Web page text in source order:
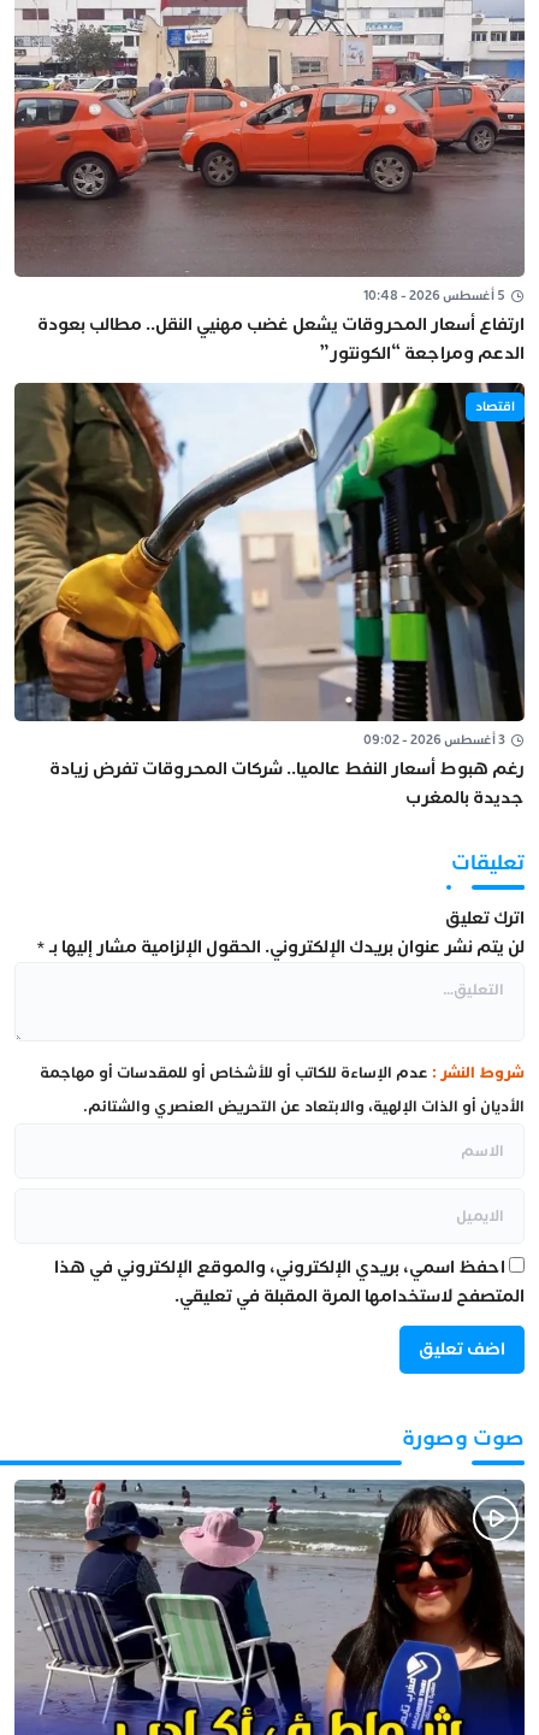
5 أغسطس 2026 - 10:48
ارتفاع أسعار المحروقات يشعل غضب مهنيي النقل.. مطالب بعودة
الدعم ومراجعة “الكونتور”
اقتصاد
3 أغسطس 2026 - 09:02
رغم هبوط أسعار النفط عالميا.. شركات المحروقات تفرض زيادة
جديدة بالمغرب
تعليقات
اترك تعليق
لن يتم نشر عنوان بريدك الإلكتروني. الحقول الإلزامية مشار إليها بـ*
شروط النشر : عدم الإساءة للكاتب أو للأشخاص أو للمقدسات أو مهاجمة
الأديان أو الذات الإلهية، والابتعاد عن التحريض العنصري والشتائم.
احفظ اسمي، بريدي الإلكتروني، والموقع الإلكتروني في هذا
المتصفح لاستخدامها المرة المقبلة في تعليقي.
صوت وصورة